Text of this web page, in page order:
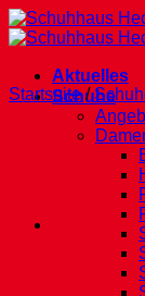
Zum
Inhalt
Aktuelles
Schuhe
Startseite /